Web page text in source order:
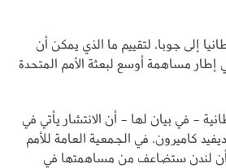
بريطانيا إلى جوبا، لتقييم ما الذي يمكن أن
إطار مساهمة أوسع لبعثة الأمم المتحدة
- في بيان لها - أن الانتشار يأتي في
كاميرون، في الجمعية العامة للأمم
أن لندن ستضاعف من مساهمتها في